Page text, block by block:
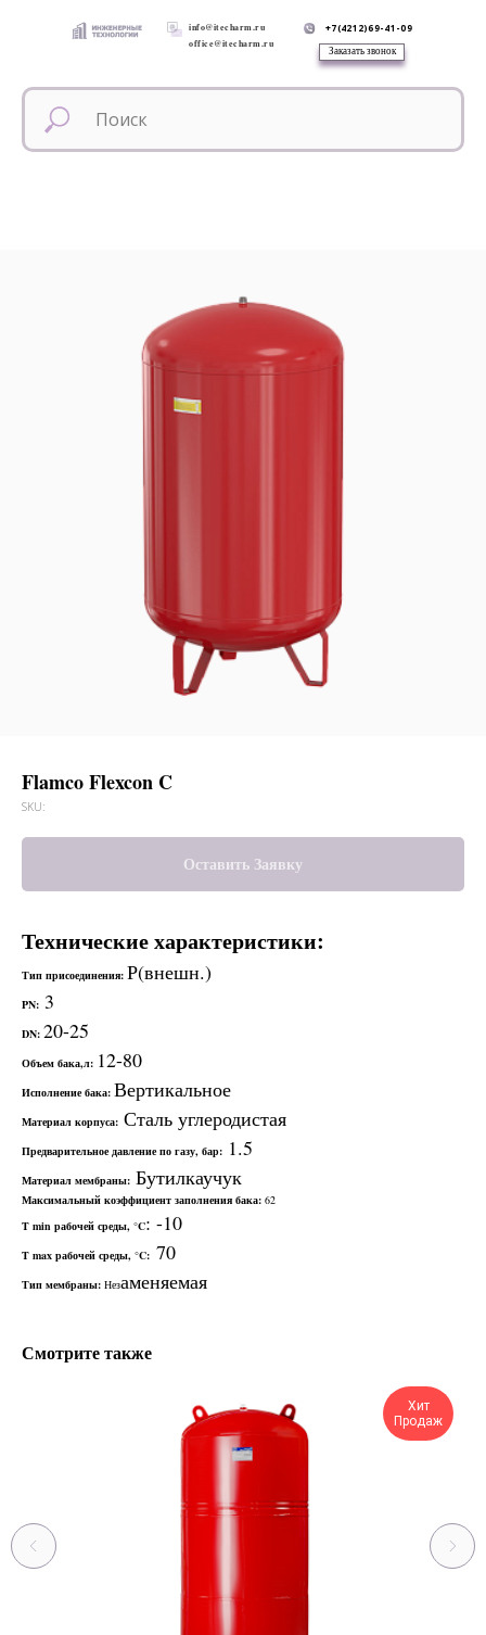
info@itecharm.ru
office@itecharm.ru
+7(4212)69-41-09
Заказать звонок
Flamco Flexcon C
SKU:
Оставить Заявку
Технические характеристики:
Тип присоединения: Р(внешн.)
PN: 3
DN: 20-25
Объем бака,л: 12-80
Исполнение бака: Вертикальное
Материал корпуса: Сталь углеродистая
Предварительное давление по газу, бар: 1.5
Материал мембраны: Бутилкаучук
Максимальный коэффициент заполнения бака: 62
T min рабочей среды, °C: -10
T max рабочей среды, °C: 70
Тип мембраны: Незаменяемая
Смотрите также
Хит
Продаж